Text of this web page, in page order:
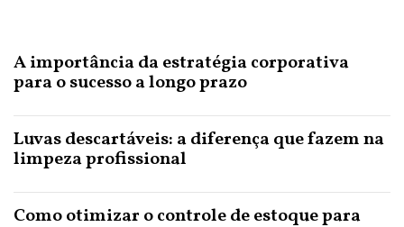
A importância da estratégia corporativa
para o sucesso a longo prazo
Luvas descartáveis: a diferença que fazem na
limpeza profissional
Como otimizar o controle de estoque para